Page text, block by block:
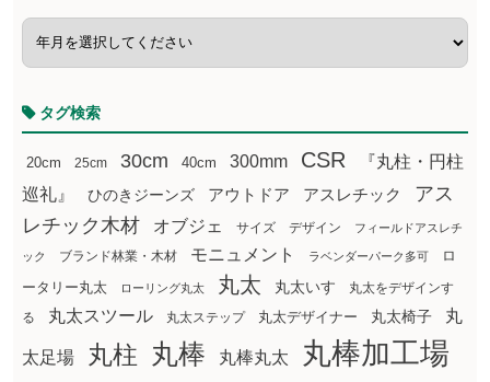
タグ検索
20cm 25cm 30cm 40cm 300mm CSR
『丸柱・円柱
巡礼』
ひのきジーンズ アウトドア アスレチック
アス
レチック木材
オブジェ サイズ デザイン フィールドアスレチ
ック ブランド林業・木材 モニュメント ラベンダーパーク多可
ロ
ータリー丸太
ローリング丸太 丸太 丸太いす
丸太をデザインす
る
丸太スツール 丸太ステップ 丸太デザイナー 丸太椅子 丸
太足場 丸柱 丸棒 丸棒丸太 丸棒加工場